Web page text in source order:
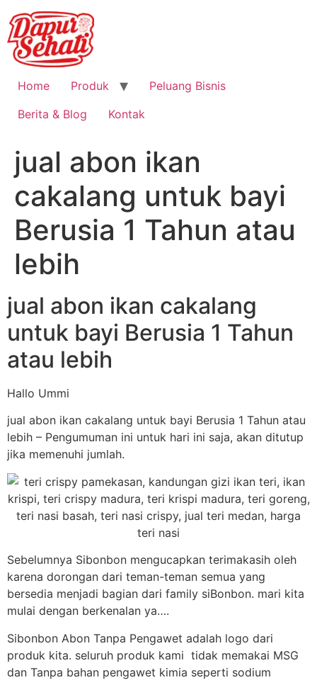
Home Produk
Peluang Bisnis
Berita & Blog
Kontak
jual abon ikan
cakalang untuk bayi
Berusia 1 Tahun atau
lebih
jual abon ikan cakalang
untuk bayi Berusia 1 Tahun
atau lebih
Hallo Ummi
jual abon ikan cakalang untuk bayi Berusia 1 Tahun atau
lebih – Pengumuman ini untuk hari ini saja, akan ditutup
jika memenuhi jumlah.
Sebelumnya Sibonbon mengucapkan terimakasih oleh
karena dorongan dari teman-teman semua yang
bersedia menjadi bagian dari family siBonbon. mari kita
mulai dengan berkenalan ya….
Sibonbon Abon Tanpa Pengawet adalah logo dari
produk kita. seluruh produk kami tidak memakai MSG
dan Tanpa bahan pengawet kimia seperti sodium